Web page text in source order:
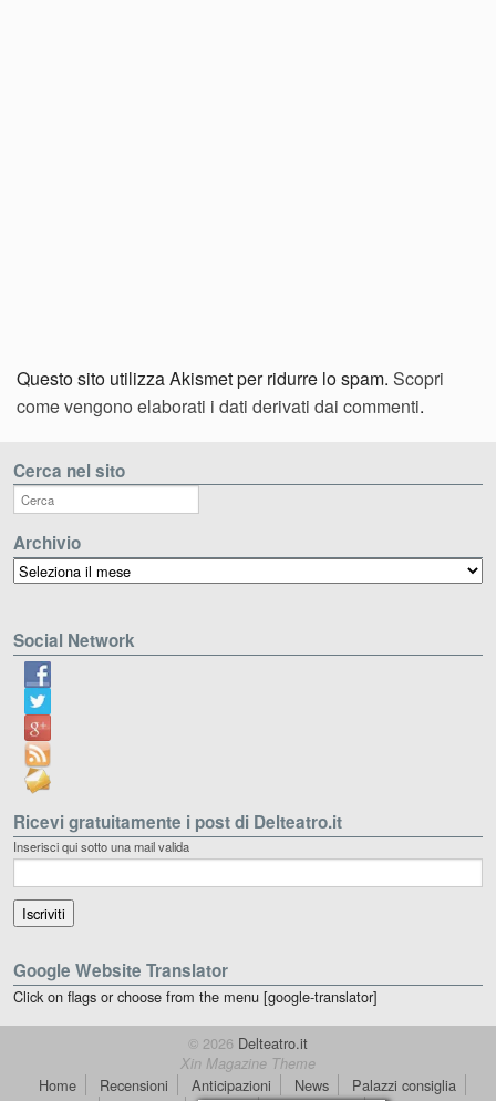
Questo sito utilizza Akismet per ridurre lo spam. Scopri
come vengono elaborati i dati derivati dai commenti.
Cerca nel sito
Archivio
Archivio
Social Network
Ricevi gratuitamente i post di Delteatro.it
Inserisci qui sotto una mail valida
Google Website Translator
Click on flags or choose from the menu [google-translator]
© 2026 Delteatro.it
Xin Magazine Theme
Home Recensioni Anticipazioni News
Palazzi consiglia